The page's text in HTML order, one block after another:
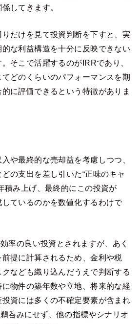
してきます。
だけを見て投資判断を下すと、実
な利益構造を十分に反映できない
そこで活躍するのがIRRであり、
どのくらいのパフォーマンスを期
に評価できるという特徴がありま
や最終的な売却益を考慮しつつ、
の支出を差し引いた“正味のキャ
積み上げ、最終的にこの投資が
ているのかを数値化するわけで
率の良い投資とされますが、あく
提に計算されるため、金利や税
なども織り込んだうえで判断する
物件の築年数や立地、将来的な経
資には多くの不確定要素が含まれ
呑みにせず、他の指標やシナリオ